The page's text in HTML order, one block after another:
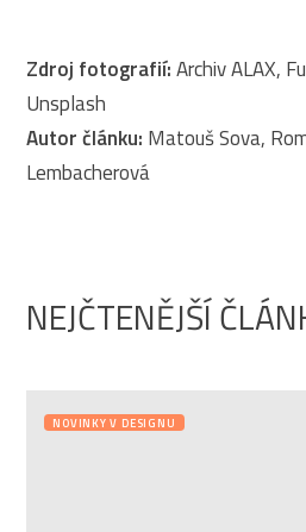
Zdroj fotografií:Archiv ALAX,
Unsplash
Autor článku: Matouš Sova,
Lembacherová
NEJČTENĚJŠÍ
NOVINKY V DESIGNU